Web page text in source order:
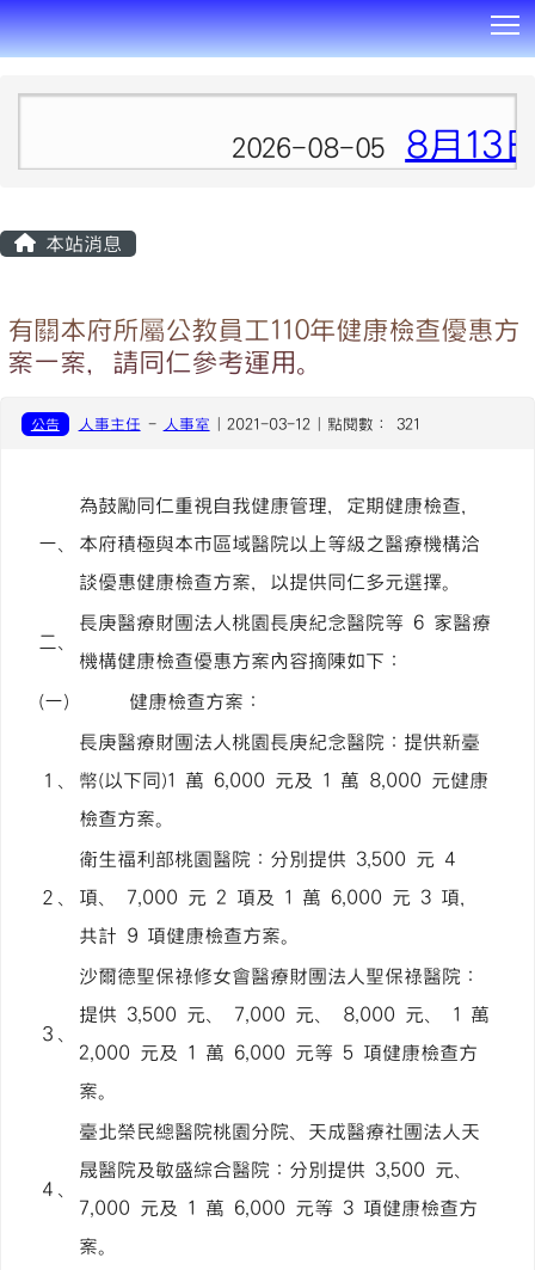
2026-08-05 8月13
本站消息
有關本府所屬公教員工110年健康檢查優惠方
案一案，請同仁參考運用。
公告 人事主任 - 人事室 | 2021-03-12 | 點閱數： 321
一、
為鼓勵同仁重視自我健康管理，定期健康檢查，
本府積極與本市區域醫院以上等級之醫療機構洽
談優惠健康檢查方案，以提供同仁多元選擇。
二、
長庚醫療財團法人桃園長庚紀念醫院等 6 家醫療
機構健康檢查優惠方案內容摘陳如下：
(一) 健康檢查方案：
１、
長庚醫療財團法人桃園長庚紀念醫院：提供新臺
幣(以下同)1 萬 6,000 元及 1 萬 8,000 元健康
檢查方案。
２、
衛生福利部桃園醫院：分別提供 3,500 元 4
項、 7,000 元 2 項及 1 萬 6,000 元 3 項，
共計 9 項健康檢查方案。
３、
沙爾德聖保祿修女會醫療財團法人聖保祿醫院：
提供 3,500 元、 7,000 元、 8,000 元、 1 萬
2,000 元及 1 萬 6,000 元等 5 項健康檢查方
案。
４、
臺北榮民總醫院桃園分院、天成醫療社團法人天
晟醫院及敏盛綜合醫院：分別提供 3,500 元、
7,000 元及 1 萬 6,000 元等 3 項健康檢查方
案。